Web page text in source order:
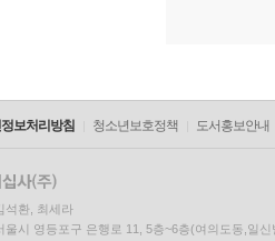
보처리방침 청소년보호정책 도서홍보안내
석환, 최세라
울시 영등포구 은행로 11, 5층~6층(여의도동,일신